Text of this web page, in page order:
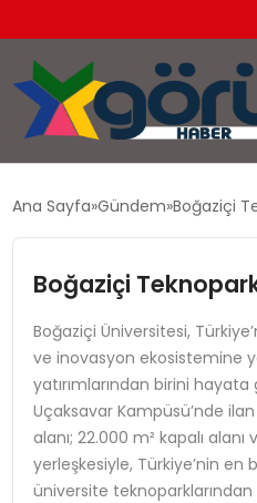
GÜNDEM
MAGAZIN
SAĞLIK
SPOR
Ana Sayfa Gündem Boğaziçi
Boğaziçi
Boğaziçi Üniversitesi,
ve inovasyon ekosistemine
yatırımlarından birini
Uçaksavar Kampüsü’nde
alanı; 22.000 m² kapalı alanı
yerleşkesiyle, Türkiye’nin en
üniversite